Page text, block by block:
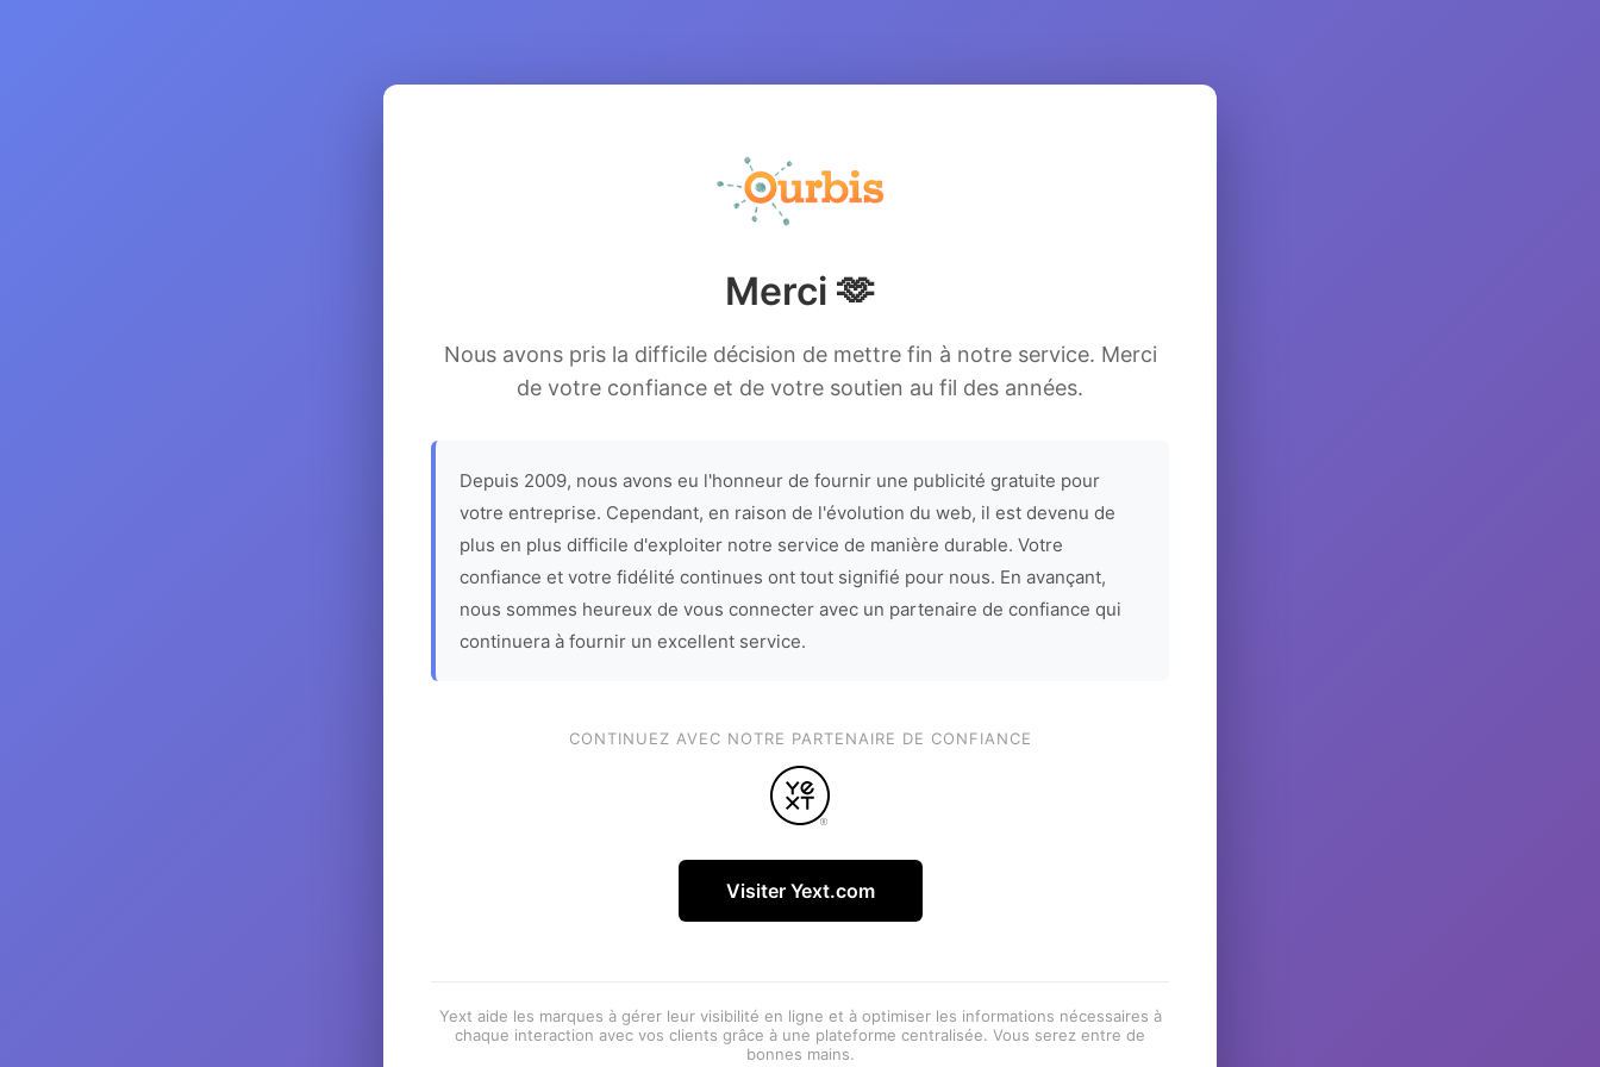
Merci 🫶
Nous avons pris la difficile décision de mettre fin à notre service. Merci
de votre confiance et de votre soutien au fil des années.
Depuis 2009, nous avons eu l'honneur de fournir une publicité gratuite pour
votre entreprise. Cependant, en raison de l'évolution du web, il est devenu de
plus en plus difficile d'exploiter notre service de manière durable. Votre
confiance et votre fidélité continues ont tout signifié pour nous. En avançant,
nous sommes heureux de vous connecter avec un partenaire de confiance qui
continuera à fournir un excellent service.
CONTINUEZ AVEC NOTRE PARTENAIRE DE CONFIANCE
Visiter Yext.com
Yext aide les marques à gérer leur visibilité en ligne et à optimiser les informations nécessaires à
chaque interaction avec vos clients grâce à une plateforme centralisée. Vous serez entre de
bonnes mains.